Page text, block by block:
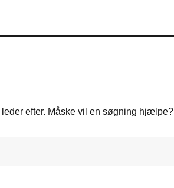
efter. Måske vil en søgning hjælpe?